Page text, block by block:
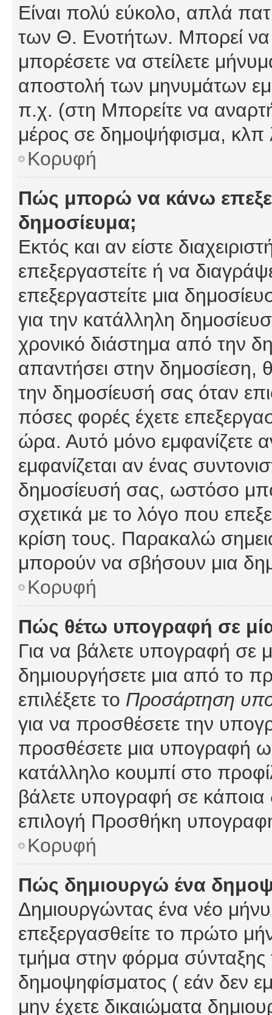
Είναι πολύ εύκολο, απλά
των Θ. Ενοτήτων. Μπορεί να
μπορέσετε να στείλετε
αποστολή των μηνυμάτων
π.χ. (στη Μπορείτε να
μέρος σε δημοψήφισμα, κλπ
Κορυφή
Πώς μπορώ να κάνω
δημοσίευμα;
Εκτός και αν είστε
επεξεργαστείτε ή να
επεξεργαστείτε μια
για την κατάλληλη
χρονικό διάστημα από την
απαντήσει στην δημοσίεση,
την δημοσίευσή σας όταν
πόσες φορές έχετε
ώρα. Αυτό μόνο εμφανίζετε
εμφανίζεται αν ένας
δημοσίευσή σας, ωστόσο
σχετικά με το λόγο που
κρίση τους. Παρακαλώ
μπορούν να σβήσουν μια
Κορυφή
Πώς θέτω υπογραφή σε
Για να βάλετε υπογραφή σε
δημιουργήσετε μια από το
επιλέξετε το Προσάρτηση
για να προσθέσετε την
προσθέσετε μια υπογραφή
κατάλληλο κουμπί στο
βάλετε υπογραφή σε κάποια
επιλογή Προσθήκη
Κορυφή
Πώς δημιουργώ ένα
Δημιουργώντας ένα νέο
επεξεργασθείτε το πρώτο
τμήμα στην φόρμα σύνταξης
δημοψηφίσματος ( εάν δεν
μην έχετε δικαιώματα